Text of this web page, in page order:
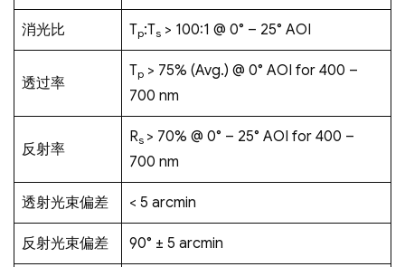
消光比 Tp:Ts > 100:1 @ 0° – 25° AOI
透过率
Tp > 75% (Avg.) @ 0° AOI for 400 –
700 nm
反射率
Rs > 70% @ 0° – 25° AOI for 400 –
700 nm
透射光束偏差 < 5 arcmin
反射光束偏差 90° ± 5 arcmin